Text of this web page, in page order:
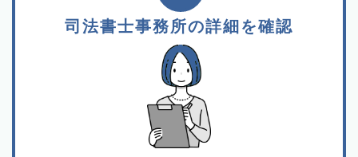
司法書士事務所の詳細を確認